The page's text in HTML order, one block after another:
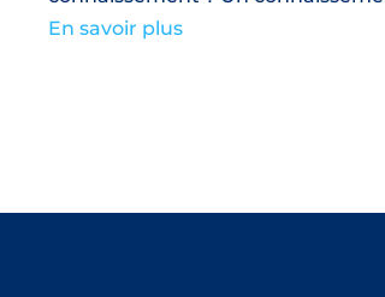
En savoir plus